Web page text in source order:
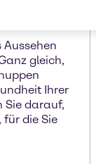
gleich,
Ihrer
Sie darauf,
für die Sie